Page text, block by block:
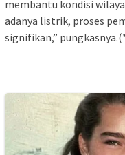
membantu kondisi
adanya listrik, proses
signifikan,”